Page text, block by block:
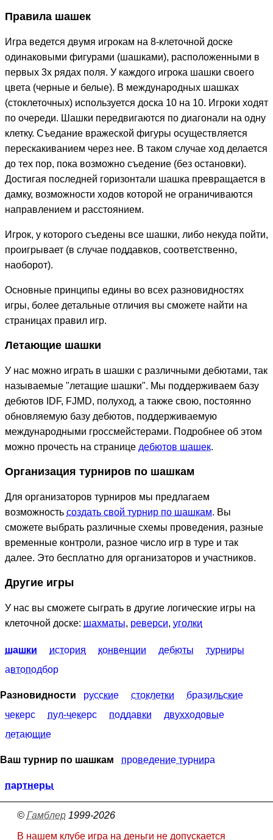
Правила шашек
Игра ведется двумя игрокам на 8-клеточной доске
одинаковыми фигурами (шашками), расположенными в
первых 3х рядах поля. У каждого игрока шашки своего
цвета (черные и белые). В международных шашках
(стоклеточных) используется доска 10 на 10. Игроки ходят
по очереди. Шашки передвигаются по диагонали на одну
клетку. Съедание вражеской фигуры осуществляется
перескакиванием через нее. В таком случае ход делается
до тех пор, пока возможно съедение (без остановки).
Достигая последней горизонтали шашка превращается в
дамку, возможности ходов которой не ограничиваются
направлением и расстоянием.
Игрок, у которого съедены все шашки, либо некуда пойти,
проигрывает (в случае поддавков, соответственно,
наоборот).
Основные принципы едины во всех разновидностях
игры, более детальные отличия вы сможете найти на
страницах правил игр.
Летающие шашки
У нас можно играть в шашки с различными дебютами, так
называемые "летащие шашки". Мы поддерживаем базу
дебютов IDF, FJMD, полуход, а также свою, постоянно
обновляемую базу дебютов, поддерживаемую
международными гроссмейстерами. Подробнее об этом
можно прочесть на странице дебютов шашек.
Организация турниров по шашкам
Для организаторов турниров мы предлагаем
возможность создать свой турнир по шашкам. Вы
сможете выбрать различные схемы проведения, разные
временные контроли, разное число игр в туре и так
далее. Это бесплатно для организаторов и участников.
Другие игры
У нас вы сможете сыграть в другие логические игры на
клеточной доске: шахматы, реверси, уголки
шашки история конвенции дебюты
турниры
автоподбор
Разновидности русские стоклетки
бразильские
чекерс
пул-чекерс поддавки
двухходовые
летающие
Ваш турнир по шашкам проведение турнира
партнеры
© Гамблер1999-2026
В нашем клубе игра на деньги не допускается